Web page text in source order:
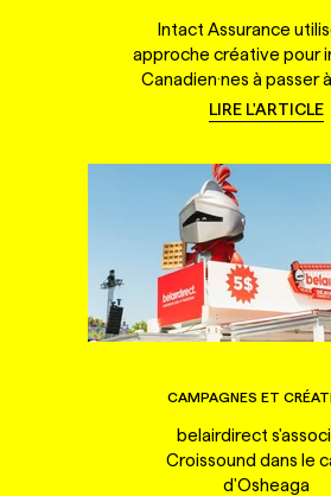
Intact Assurance
approche créative pour
Canadien·nes à passer
LIRE L'ARTICLE
CAMPAGNES ET
belairdirect
Croissound dans le
d'Osheaga